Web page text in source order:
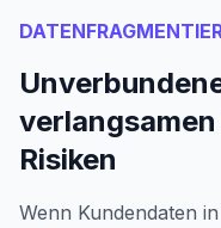
Risiken
Wenn Kundendaten